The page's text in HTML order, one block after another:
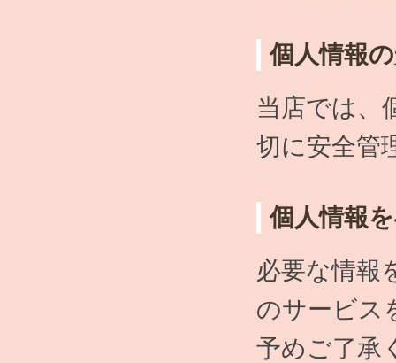
個人情報
当店では、
切に安全管
個人情報
必要な情報
のサービス
予めご了承